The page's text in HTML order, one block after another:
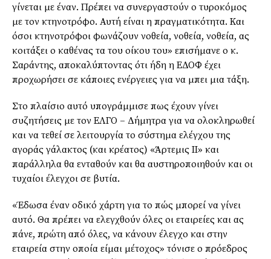
γίνεται με έναν. Πρέπει να συνεργαστούν ο τυροκόμος
με τον κτηνοτρόφο. Αυτή είναι η πραγματικότητα. Και
όσοι κτηνοτρόφοι φωνάζουν νοθεία, νοθεία, νοθεία, ας
κοιτάξει ο καθένας τα του οίκου του» επισήμανε ο κ.
Σαράντης, αποκαλύπτοντας ότι ήδη η ΕΔΟΦ έχει
προχωρήσει σε κάποιες ενέργειες για να μπει μια τάξη.
Στο πλαίσιο αυτό υπογράμμισε πως έχουν γίνει
συζητήσεις με τον ΕΛΓΟ – Δήμητρα για να ολοκληρωθεί
και να τεθεί σε λειτουργία το σύστημα ελέγχου της
αγοράς γάλακτος (και κρέατος) «Άρτεμις ΙΙ» και
παράλληλα θα ενταθούν και θα αυστηροποιηθούν και οι
τυχαίοι έλεγχοι σε βυτία.
«Έδωσα έναν οδικό χάρτη για το πώς μπορεί να γίνει
αυτό. Θα πρέπει να ελεγχθούν όλες οι εταιρείες και ας
πάνε, πρώτη από όλες, να κάνουν έλεγχο και στην
εταιρεία στην οποία είμαι μέτοχος» τόνισε ο πρόεδρος